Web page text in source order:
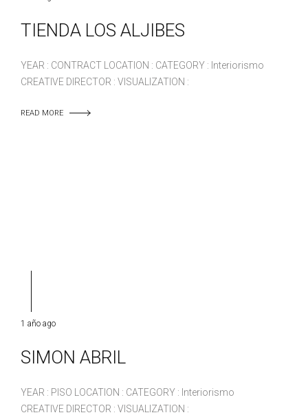
TIENDA LOS ALJIBES
YEAR : CONTRACT LOCATION : CATEGORY : Interiorismo
CREATIVE DIRECTOR : VISUALIZATION :
READ MORE
1 año ago
SIMON ABRIL
YEAR : PISO LOCATION : CATEGORY : Interiorismo
CREATIVE DIRECTOR : VISUALIZATION :